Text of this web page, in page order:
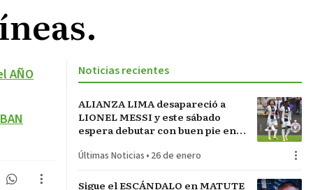
AÑO
Noticias recientes
ALIANZA LIMA desapareció a
LIONEL MESSI y este sábado
espera debutar con buen pie en
Últimas Noticias • 26 de enero
Sigue el ESCÁNDALO en MATUTE